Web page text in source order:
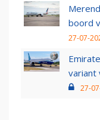
boord
27-07-
variant
27-